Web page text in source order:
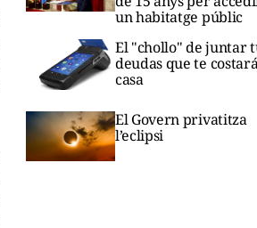
un habitatge públic
El "chollo" de juntar
deudas que te
casa
El Govern privatitza
l’eclipsi